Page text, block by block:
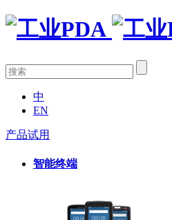
中
EN
产品试用
智能终端